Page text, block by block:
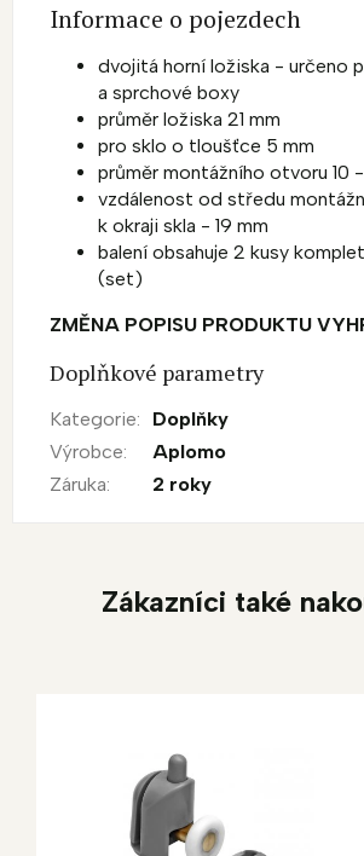
Informace o pojezdech
dvojitá horní ložiska - určeno
a sprchové boxy
průměr ložiska 21 mm
pro sklo o tloušťce 5 mm
průměr montážního otvoru 10 -
vzdálenost od středu
k okraji skla - 19 mm
balení obsahuje 2 kusy
(set)
ZMĚNA POPISU PRODUKTU
Doplňkové parametry
Kategorie:
Doplňky
Výrobce:
Aplomo
Záruka: 2 roky
Zákazníci také